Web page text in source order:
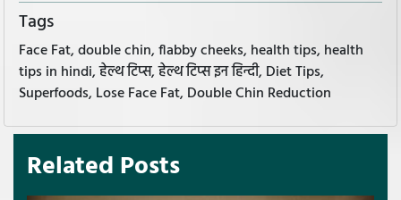
Tags
Face Fat, double chin, flabby cheeks, health tips, health
tips in hindi, हेल्थ टिप्स, हेल्थ टिप्स इन हिन्दी, Diet Tips,
Superfoods, Lose Face Fat, Double Chin Reduction
Related Posts